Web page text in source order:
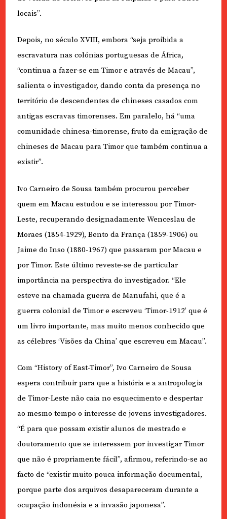
locais”.
Depois, no século XVIII, embora “seja proibida a
escravatura nas colónias portuguesas de África,
“continua a fazer-se em Timor e através de Macau”,
salienta o investigador, dando conta da presença no
território de descendentes de chineses casados com
antigas escravas timorenses. Em paralelo, há “uma
comunidade chinesa-timorense, fruto da emigração de
chineses de Macau para Timor que também continua a
existir”.
Ivo Carneiro de Sousa também procurou perceber
quem em Macau estudou e se interessou por Timor-
Leste, recuperando designadamente Wenceslau de
Moraes (1854-1929), Bento da França (1859-1906) ou
Jaime do Inso (1880-1967) que passaram por Macau e
por Timor. Este último reveste-se de particular
importância na perspectiva do investigador. “Ele
esteve na chamada guerra de Manufahi, que é a
guerra colonial de Timor e escreveu ‘Timor-1912’ que é
um livro importante, mas muito menos conhecido que
as célebres ‘Visões da China’ que escreveu em Macau”.
Com “History of East-Timor”, Ivo Carneiro de Sousa
espera contribuir para que a história e a antropologia
de Timor-Leste não caia no esquecimento e despertar
ao mesmo tempo o interesse de jovens investigadores.
“É para que possam existir alunos de mestrado e
doutoramento que se interessem por investigar Timor
que não é propriamente fácil”, afirmou, referindo-se ao
facto de “existir muito pouca informação documental,
porque parte dos arquivos desapareceram durante a
ocupação indonésia e a invasão japonesa”.